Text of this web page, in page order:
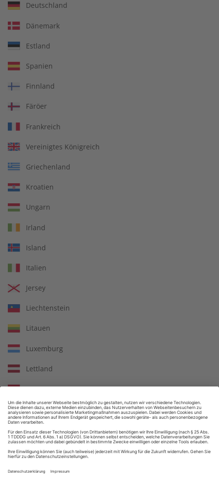
Deutsch perfekt Übungsheft digital
Artikelnummer
Verkauf durch
ZEIT SPRACHEN GmbH
In jeder Ausgabe spannende Einblicke und aktuelle Berichte
Lernen in allen relevanten Niveaustufen
ZAHLUNGSARTEN
Deutschland
Dänemark
Estland
Spanien
Finnland
Färöer
Frankreich
Vereinigtes Königreich
Griechenland
Kroatien
Ungarn
Irland
Island
Italien
Jersey
Liechtenstein
Litauen
Luxemburg
Lettland
Monaco
Republik Moldau
Nordmazedonien
Malta
Niederlande